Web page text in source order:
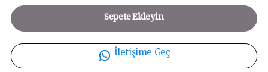
Sepete Ekleyin
İletişime Geç